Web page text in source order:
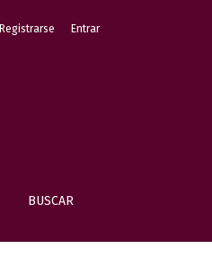
BUSCAR
Registrarse Entrar